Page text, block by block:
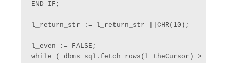
END IF;
l_return_str := l_return_str ||CHR(10);
l_even := FALSE;
while ( dbms_sql.fetch_rows(l_theCursor) > 0 )